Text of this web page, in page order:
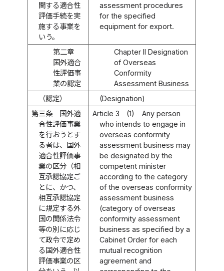
関する適合性
評価手続を実
施する事業を
いう。
assessment procedures
for the specified
equipment for export.
第二章
国外適合
性評価事
業の認定
Chapter II Designation
of Overseas
Conformity
Assessment Business
（認定）
(Designation)
第三条
国外適
合性評価事業
を行おうとす
る者は、国外
適合性評価事
業の区分（相
互承認協定ご
とに、かつ、
相互承認協定
に規定する外
国の関係法令
等の別に応じ
て政令で定め
る国外適合性
評価事業の区
Article 3 (1)
Any person
who intends to engage in
overseas conformity
assessment business may
be designated by the
competent minister
according to the category
of the overseas conformity
assessment business
(category of overseas
conformity assessment
business as specified by a
Cabinet Order for each
mutual recognition
agreement and